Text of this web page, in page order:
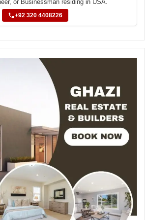
or Businessman residing in USA.
+92 320 4408226